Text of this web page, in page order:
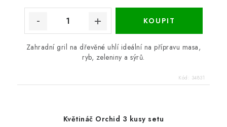
Zahradní gril na dřevěné uhlí ideální na přípravu masa,
ryb, zeleniny a sýrů.
Kód: 34831
Květináč Orchid 3 kusy setu